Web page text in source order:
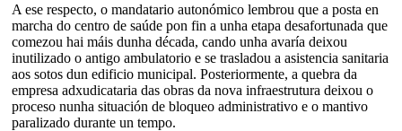
A ese respecto, o mandatario autonómico lembrou que a posta en
marcha do centro de saúde pon fin a unha etapa desafortunada que
comezou hai máis dunha década, cando unha avaría deixou
inutilizado o antigo ambulatorio e se trasladou a asistencia sanitaria
aos sotos dun edificio municipal. Posteriormente, a quebra da
empresa adxudicataria das obras da nova infraestrutura deixou o
proceso nunha situación de bloqueo administrativo e o mantivo
paralizado durante un tempo.